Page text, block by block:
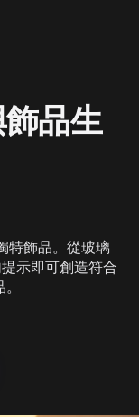
品生
特飾品。從玻璃
示即可創造符合